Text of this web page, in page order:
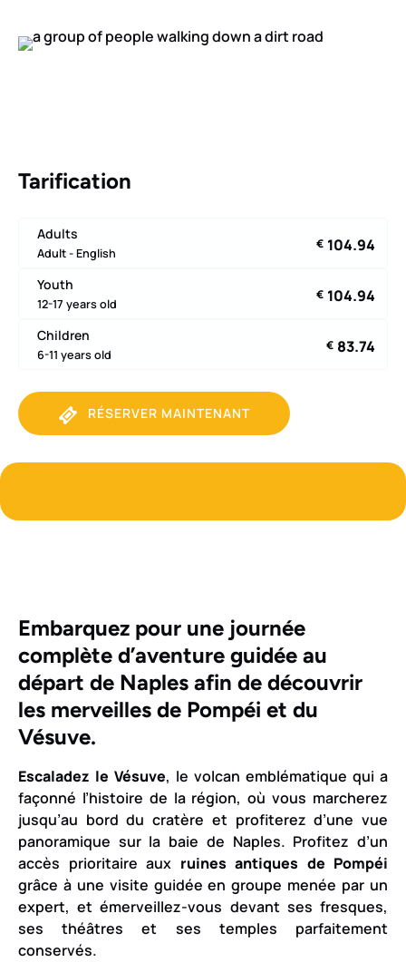
Tarification
Adults
Adult - English
€ 104.94
Youth
12-17 years old
€ 104.94
Children
6-11 years old
€ 83.74
RÉSERVER MAINTENANT
Embarquez pour une journée
complète d’aventure guidée au
départ de Naples afin de découvrir
les merveilles de Pompéi et du
Vésuve.
Escaladez le Vésuve, le volcan emblématique qui a
façonné l’histoire de la région, où vous marcherez
jusqu’au bord du cratère et profiterez d’une vue
panoramique sur la baie de Naples. Profitez d’un
accès prioritaire aux ruines antiques de Pompéi
grâce à une visite guidée en groupe menée par un
expert, et émerveillez-vous devant ses fresques,
ses théâtres et ses temples parfaitement
conservés.